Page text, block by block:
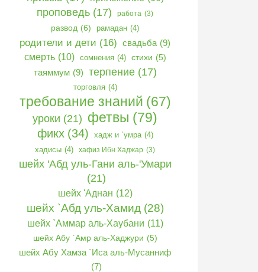
проповедь (17) работа (3)
развод (6) рамадан (4)
родители и дети (16) свадьба (9)
смерть (10) сомнения (4) стихи (5)
таяммум (9) терпение (17)
торговля (4)
требование знаний (67)
уроки (21) фетвы (79)
фикх (34) хадж и `умра (4)
хадисы (4) хафиз Ибн Хаджар (3)
шейх 'Абд уль-Гани аль-'Умари
(21)
шейх 'Аднан (12)
шейх `Абд уль-Хамид (28)
шейх `Аммар аль-Хаубани (11)
шейх Абу `Амр аль-Хаджури (5)
шейх Абу Хамза `Иса аль-Мусанниф
(7)